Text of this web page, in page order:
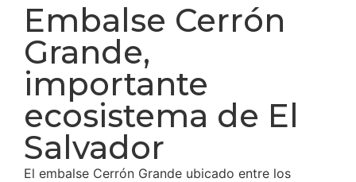
Embalse Cerrón
Grande,
importante
ecosistema de El
Salvador
El embalse Cerrón Grande ubicado entre los